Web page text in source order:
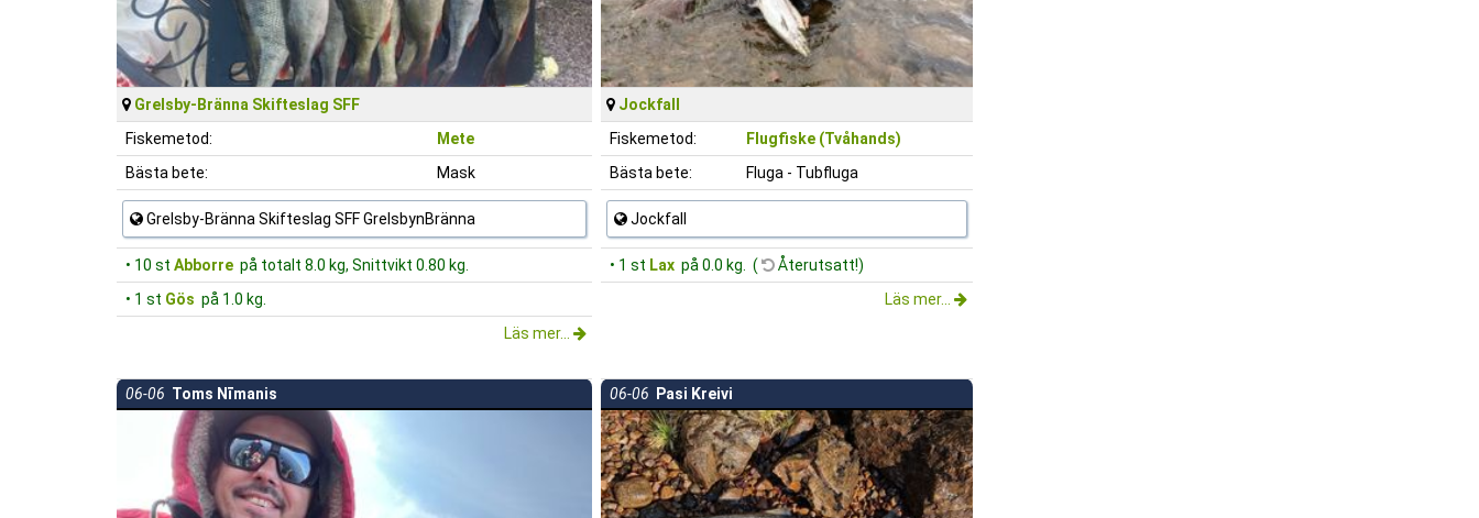
Grelsby-Bränna Skifteslag SFF
Fiskemetod:
Mete
Bästa bete:
Mask
Grelsby-Bränna Skifteslag SFF GrelsbynBränna
• 10 st Abborre på totalt 8.0 kg, Snittvikt 0.80 kg.
• 1 st Gös på 1.0 kg.
Läs mer...
Jockfall
Fiskemetod:
Flugfiske (Tvåhands)
Bästa bete:
Fluga - Tubfluga
Jockfall
• 1 st Lax på 0.0 kg. (
Återutsatt!)
Läs mer...
06-06 Toms Nīmanis 06-06 Pasi Kreivi